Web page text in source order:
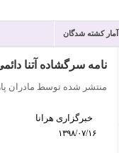
آمار کشته شدگان
نامه سرگشاده آتنا
منتشر شده توسط مادران
خبرگزاری هرانا
۱۳۹۸/۰۷/۱۶